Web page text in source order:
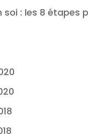
soi : les 8 étapes